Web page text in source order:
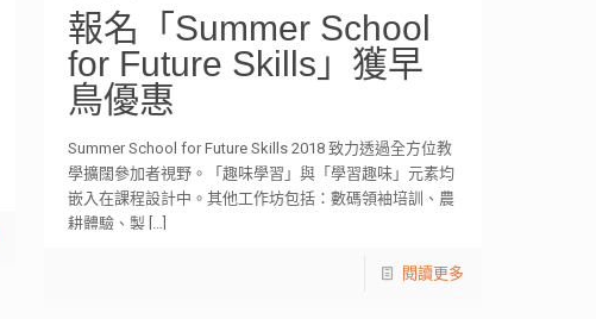
報名「Summer School
for Future Skills」獲早
鳥優惠
Summer School for Future Skills 2018 致力透過全方位教
學擴闊參加者視野。「趣味學習」與「學習趣味」元素均
嵌入在課程設計中。其他工作坊包括：數碼領袖培訓、農
耕體驗、製[…]
閱讀更多